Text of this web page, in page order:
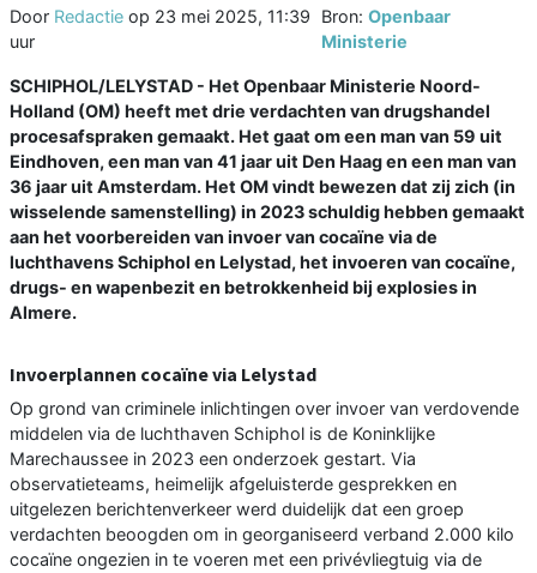
Door Redactie op 23 mei 2025, 11:39
uur
Bron: Openbaar
Ministerie
SCHIPHOL/LELYSTAD - Het Openbaar Ministerie Noord-
Holland (OM) heeft met drie verdachten van drugshandel
procesafspraken gemaakt. Het gaat om een man van 59 uit
Eindhoven, een man van 41 jaar uit Den Haag en een man van
36 jaar uit Amsterdam. Het OM vindt bewezen dat zij zich (in
wisselende samenstelling) in 2023 schuldig hebben gemaakt
aan het voorbereiden van invoer van cocaïne via de
luchthavens Schiphol en Lelystad, het invoeren van cocaïne,
drugs- en wapenbezit en betrokkenheid bij explosies in
Almere.
Invoerplannen cocaïne via Lelystad
Op grond van criminele inlichtingen over invoer van verdovende
middelen via de luchthaven Schiphol is de Koninklijke
Marechaussee in 2023 een onderzoek gestart. Via
observatieteams, heimelijk afgeluisterde gesprekken en
uitgelezen berichtenverkeer werd duidelijk dat een groep
verdachten beoogden om in georganiseerd verband 2.000 kilo
cocaïne ongezien in te voeren met een privévliegtuig via de